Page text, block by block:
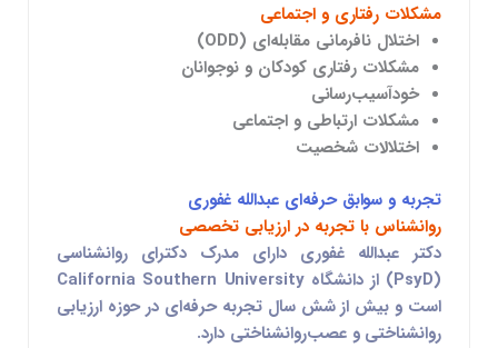
مشکلات رفتاری و اجتماعی
اختلال نافرمانی مقابله‌ای (ODD)
مشکلات رفتاری کودکان و نوجوانان
خودآسیب‌رسانی
مشکلات ارتباطی و اجتماعی
اختلالات شخصیت
تجربه و سوابق حرفه‌ای عبدالله غفوری
روانشناس با تجربه در ارزیابی تخصصی
دکتر عبدالله غفوری دارای مدرک دکترای روانشناسی
(PsyD) از دانشگاه California Southern University
است و بیش از شش سال تجربه حرفه‌ای در حوزه ارزیابی
روانشناختی و عصب‌روانشناختی دارد.